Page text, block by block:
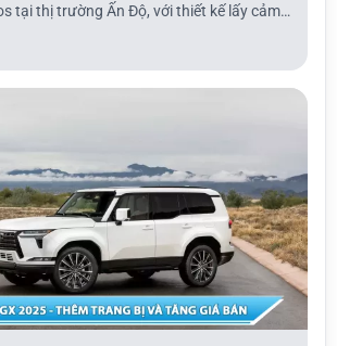
tại thị trường Ấn Độ, với thiết kế lấy cảm
bị hàng loạt tính năng, công nghệ an
định vị giữa Sonet và Seltos, Kia Syros
động c